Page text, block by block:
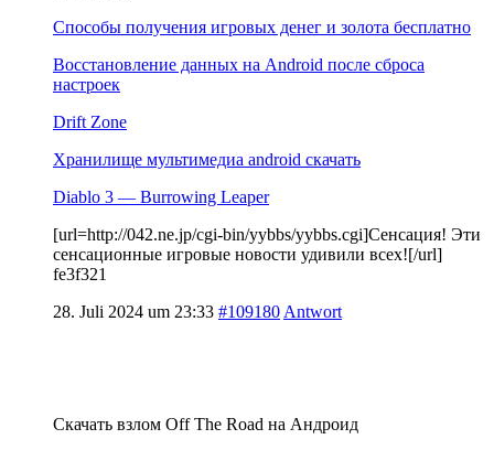
Способы получения игровых денег и золота бесплатно
Восстановление данных на Android после сброса
настроек
Drift Zone
Хранилище мультимедиа android скачать
Diablo 3 — Burrowing Leaper
[url=http://042.ne.jp/cgi-bin/yybbs/yybbs.cgi]Сенсация! Эти
сенсационные игровые новости удивили всех![/url]
fe3f321
28. Juli 2024 um 23:33 #109180 Antwort
Скачать взлом Off The Road на Андроид